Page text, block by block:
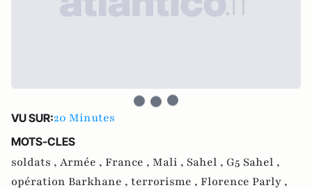
VU SUR:20 Minutes
MOTS-CLES
soldats , Armée , France , Mali , Sahel , G5 Sahel ,
opération Barkhane , terrorisme , Florence Parly ,